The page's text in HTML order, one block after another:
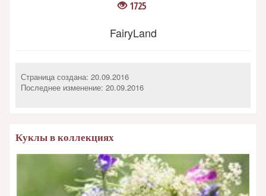
1725
FairyLand
Страница создана: 20.09.2016
Последнее изменение: 20.09.2016
Куклы в коллекциях